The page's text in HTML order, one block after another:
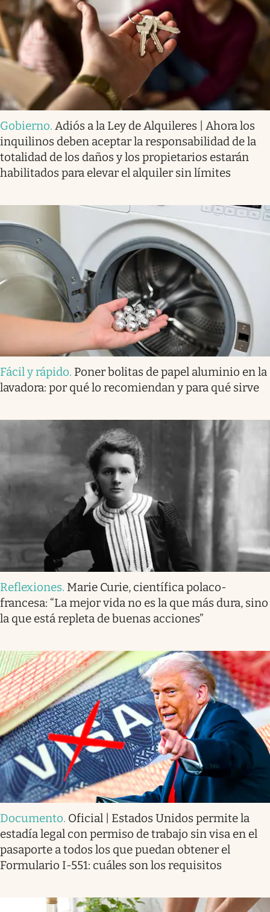
Gobierno. Adiós a la Ley de Alquileres | Ahora los
inquilinos deben aceptar la responsabilidad de la
totalidad de los daños y los propietarios estarán
habilitados para elevar el alquiler sin límites
Fácil y rápido. Poner bolitas de papel aluminio en la
lavadora: por qué lo recomiendan y para qué sirve
Reflexiones. Marie Curie, científica polaco-
francesa: “La mejor vida no es la que más dura, sino
la que está repleta de buenas acciones”
Documento. Oficial | Estados Unidos permite la
estadía legal con permiso de trabajo sin visa en el
pasaporte a todos los que puedan obtener el
Formulario I-551: cuáles son los requisitos